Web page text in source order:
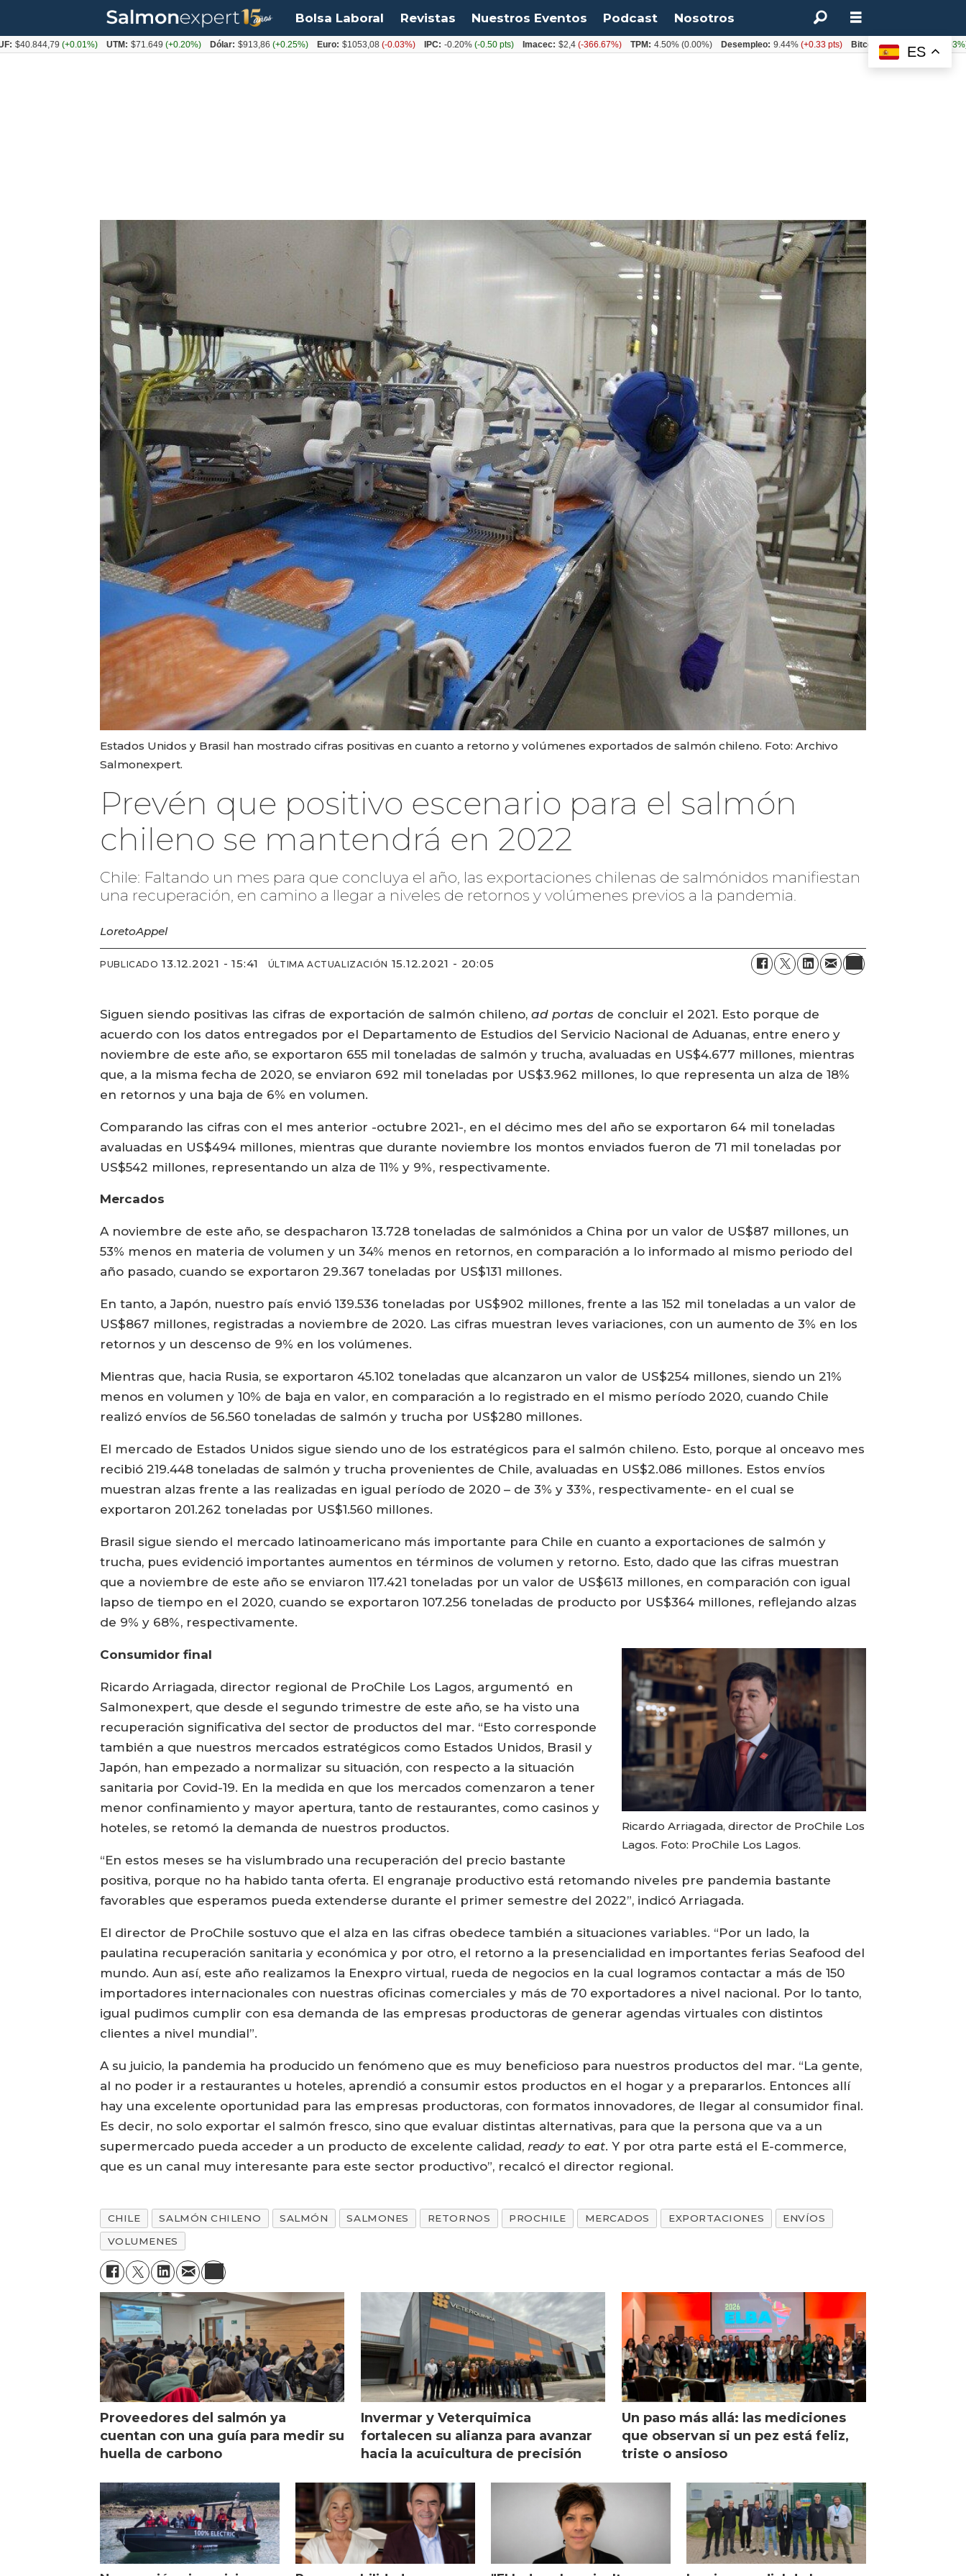
Bolsa Laboral Revistas Nuestros Eventos Podcast Nosotros
Estados Unidos y Brasil han mostrado cifras positivas en cuanto a retorno y volúmenes exportados de salmón chileno. Foto: Archivo
Salmonexpert.
Prevén que positivo escenario para el salmón
chileno se mantendrá en 2022
Chile: Faltando un mes para que concluya el año, las exportaciones chilenas de salmónidos manifiestan
una recuperación, en camino a llegar a niveles de retornos y volúmenes previos a la pandemia.
LoretoAppel
PUBLICADO 13.12.2021 - 15:41 ÚLTIMA ACTUALIZACIÓN 15.12.2021 - 20:05
Siguen siendo positivas las cifras de exportación de salmón chileno,ad portas de concluir el 2021. Esto porque de
acuerdo con los datos entregados por el Departamento de Estudios del Servicio Nacional de Aduanas, entre enero y
noviembre de este año, se exportaron 655 mil toneladas de salmón y trucha, avaluadas en US$4.677 millones, mientras
que, a la misma fecha de 2020, se enviaron 692 mil toneladas por US$3.962 millones, lo que representa un alza de 18%
en retornos y una baja de 6% en volumen.
Comparando las cifras con el mes anterior -octubre 2021-, en el décimo mes del año se exportaron 64 mil toneladas
avaluadas en US$494 millones, mientras que durante noviembre los montos enviados fueron de 71 mil toneladas por
US$542 millones, representando un alza de 11% y 9%, respectivamente.
Mercados
A noviembre de este año, se despacharon 13.728 toneladas de salmónidos a China por un valor de US$87 millones, un
53% menos en materia de volumen y un 34% menos en retornos, en comparación a lo informado al mismo periodo del
año pasado, cuando se exportaron 29.367 toneladas por US$131 millones.
En tanto, a Japón, nuestro país envió 139.536 toneladas por US$902 millones, frente a las 152 mil toneladas a un valor de
US$867 millones, registradas a noviembre de 2020. Las cifras muestran leves variaciones, con un aumento de 3% en los
retornos y un descenso de 9% en los volúmenes.
Mientras que, hacia Rusia, se exportaron 45.102 toneladas que alcanzaron un valor de US$254 millones, siendo un 21%
menos en volumen y 10% de baja en valor, en comparación a lo registrado en el mismo período 2020, cuando Chile
realizó envíos de 56.560 toneladas de salmón y trucha por US$280 millones.
El mercado de Estados Unidos sigue siendo uno de los estratégicos para el salmón chileno. Esto, porque al onceavo mes
recibió 219.448 toneladas de salmón y trucha provenientes de Chile, avaluadas en US$2.086 millones. Estos envíos
muestran alzas frente a las realizadas en igual período de 2020 – de 3% y 33%, respectivamente- en el cual se
exportaron 201.262 toneladas por US$1.560 millones.
Brasil sigue siendo el mercado latinoamericano más importante para Chile en cuanto a exportaciones de salmón y
trucha, pues evidenció importantes aumentos en términos de volumen y retorno. Esto, dado que las cifras muestran
que a noviembre de este año se enviaron 117.421 toneladas por un valor de US$613 millones, en comparación con igual
lapso de tiempo en el 2020, cuando se exportaron 107.256 toneladas de producto por US$364 millones, reflejando alzas
de 9% y 68%, respectivamente.
Ricardo Arriagada, director de ProChile Los
Lagos. Foto: ProChile Los Lagos.
Consumidor final
Ricardo Arriagada, director regional de ProChile Los Lagos, argumentó en
Salmonexpert, que desde el segundo trimestre de este año, se ha visto una
recuperación significativa del sector de productos del mar. “Esto corresponde
también a que nuestros mercados estratégicos como Estados Unidos, Brasil y
Japón, han empezado a normalizar su situación, con respecto a la situación
sanitaria por Covid-19. En la medida en que los mercados comenzaron a tener
menor confinamiento y mayor apertura, tanto de restaurantes, como casinos y
hoteles, se retomó la demanda de nuestros productos.
“En estos meses se ha vislumbrado una recuperación del precio bastante
positiva, porque no ha habido tanta oferta. El engranaje productivo está retomando niveles pre pandemia bastante
favorables que esperamos pueda extenderse durante el primer semestre del 2022”, indicó Arriagada.
El director de ProChile sostuvo que el alza en las cifras obedece también a situaciones variables. “Por un lado, la
paulatina recuperación sanitaria y económica y por otro, el retorno a la presencialidad en importantes ferias Seafood del
mundo. Aun así, este año realizamos la Enexpro virtual, rueda de negocios en la cual logramos contactar a más de 150
importadores internacionales con nuestras oficinas comerciales y más de 70 exportadores a nivel nacional. Por lo tanto,
igual pudimos cumplir con esa demanda de las empresas productoras de generar agendas virtuales con distintos
clientes a nivel mundial”.
A su juicio, la pandemia ha producido un fenómeno que es muy beneficioso para nuestros productos del mar. “La gente,
al no poder ir a restaurantes u hoteles, aprendió a consumir estos productos en el hogar y a prepararlos. Entonces allí
hay una excelente oportunidad para las empresas productoras, con formatos innovadores, de llegar al consumidor final.
Es decir, no solo exportar el salmón fresco, sino que evaluar distintas alternativas, para que la persona que va a un
supermercado pueda acceder a un producto de excelente calidad,ready to eat. Y por otra parte está el E-commerce,
que es un canal muy interesante para este sector productivo”, recalcó el director regional.
CHILE SALMÓN CHILENO SALMÓN SALMONES RETORNOS PROCHILE MERCADOS EXPORTACIONES
ENVÍOS
VOLUMENES
Proveedores del salmón ya
cuentan con una guía para medir su
huella de carbono
Invermar y Veterquimica
fortalecen su alianza para avanzar
hacia la acuicultura de precisión
Un paso más allá: las mediciones
que observan si un pez está feliz,
triste o ansioso
ES
(+0.01%) UTM: $71.649(+0.20%) Dólar: $913,86(+0.25%) Euro: $1053,08(-0.03%) IPC: -0.20%(-0.50 pts) Imacec: $2,4(-366.67%) TPM: 4.50%(0.00%) Desempleo: 9.44%(+0.33 pts) Bitcoin: $64.600,08(+2.93%) UF: